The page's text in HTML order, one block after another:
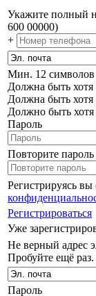
Укажите полный
600 00000)
+
Мин. 12 символов
Должна быть хотя
Должна быть хотя
Должно быть
Пароль
Повторите пароль
Регистрируясь вы
Регистрироваться
Уже
Не верный адрес
Пробуйте ещё раз.
Пароль